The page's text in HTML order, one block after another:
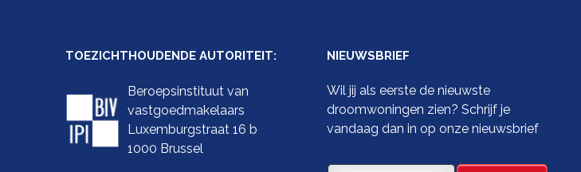
TOEZICHTHOUDENDE AUTORITEIT:
Beroepsinstituut van
vastgoedmakelaars
Luxemburgstraat 16 b
1000 Brussel
NIEUWSBRIEF
Wil jij als eerste de nieuwste
droomwoningen zien? Schrijf je
vandaag dan in op onze nieuwsbrief